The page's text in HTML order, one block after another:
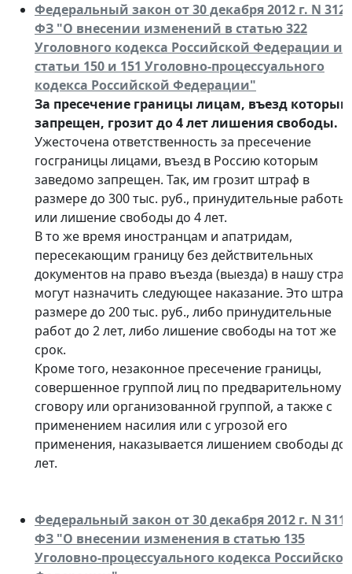
Федеральный закон от 30 декабря 2012 г. N 312-
ФЗ "О внесении изменений в статью 322
Уголовного кодекса Российской Федерации и
статьи 150 и 151 Уголовно-процессуального
кодекса Российской Федерации"
За пресечение границы лицам, въезд которым
запрещен, грозит до 4 лет лишения свободы.
Ужесточена ответственность за пресечение
госграницы лицами, въезд в Россию которым
заведомо запрещен. Так, им грозит штраф в
размере до 300 тыс. руб., принудительные работы
или лишение свободы до 4 лет.
В то же время иностранцам и апатридам,
пересекающим границу без действительных
документов на право въезда (выезда) в нашу
могут назначить следующее наказание. Это
размере до 200 тыс. руб., либо принудительные
работ до 2 лет, либо лишение свободы на тот же
срок.
Кроме того, незаконное пресечение границы,
совершенное группой лиц по предварительному
сговору или организованной группой, а также с
применением насилия или с угрозой его
применения, наказывается лишением свободы до
лет.
Федеральный закон от 30 декабря 2012 г. N 311-
ФЗ "О внесении изменения в статью 135
Уголовно-процессуального кодекса Российской